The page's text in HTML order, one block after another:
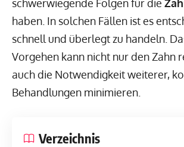
schwerwiegende Folgen für die
haben. In solchen Fällen ist es
schnell und überlegt zu handeln.
Vorgehen kann nicht nur den Zahn
auch die Notwendigkeit weiterer,
Behandlungen minimieren.
Verzeichnis